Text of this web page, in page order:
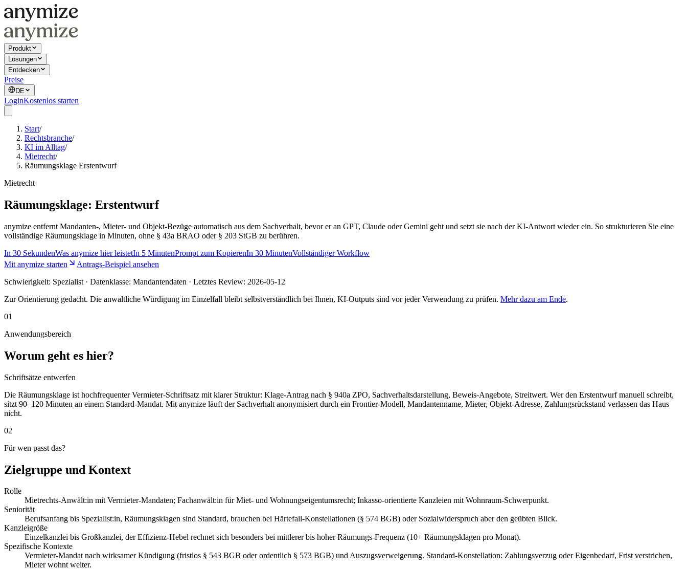
Produkt
Lösungen
Entdecken
Preise
DE
LoginKostenlos starten
Start/
Rechtsbranche/
KI im Alltag/
Mietrecht/
Räumungsklage Erstentwurf
Mietrecht
Räumungsklage: Erstentwurf
anymize entfernt Mandanten-, Mieter- und Objekt-Bezüge automatisch aus dem Sachverhalt, bevor er an GPT, Claude oder Gemini geht und setzt sie nach der KI-Antwort wieder ein. So strukturieren Sie eine
vollständige Räumungsklage in Minuten, ohne § 43a BRAO oder § 203 StGB zu berühren.
In 30 SekundenWas anymize hier leistetIn 5 MinutenPrompt zum KopierenIn 30 MinutenVollständiger Workflow
Mit anymize starten
Antrags-Beispiel ansehen
Schwierigkeit: Spezialist · Datenklasse: Mandantendaten · Letztes Review: 2026-05-12
Zur Orientierung gedacht. Die anwaltliche Würdigung im Einzelfall bleibt selbstverständlich bei Ihnen, KI-Outputs sind vor jeder Verwendung zu prüfen. Mehr dazu am Ende.
01
Anwendungsbereich
Worum geht es hier?
Schriftsätze entwerfen
Die Räumungsklage ist hochfrequenter Vermieter-Schriftsatz mit klarer Struktur: Klage-Antrag nach § 940a ZPO, Sachverhaltsdarstellung, Beweis-Angebote, Streitwert. Wer den Erstentwurf manuell schreibt,
sitzt 90–120 Minuten an einem Standard-Mandat. Mit anymize läuft der Sachverhalt anonymisiert durch ein Frontier-Modell, Mandantenname, Mieter, Objekt-Adresse, Zahlungsrückstand verlassen das Haus
nicht.
02
Für wen passt das?
Zielgruppe und Kontext
Rolle
Mietrechts-Anwält:in mit Vermieter-Mandaten; Fachanwält:in für Miet- und Wohnungseigentumsrecht; Inkasso-orientierte Kanzleien mit Wohnraum-Schwerpunkt.
Seniorität
Berufsanfang bis Spezialist:in, Räumungsklagen sind Standard, brauchen bei Härtefall-Konstellationen (§ 574 BGB) oder Sozialwiderspruch aber den geübten Blick.
Kanzleigröße
Einzelkanzlei bis Großkanzlei, der Effizienz-Hebel rechnet sich besonders bei mittlerer bis hoher Räumungs-Frequenz (10+ Räumungsklagen pro Monat).
Spezifische Kontexte
Vermieter-Mandat nach wirksamer Kündigung (fristlos § 543 BGB oder ordentlich § 573 BGB) und Auszugsverweigerung. Standard-Konstellation: Zahlungsverzug oder Eigenbedarf, Frist verstrichen,
Mieter wohnt weiter.